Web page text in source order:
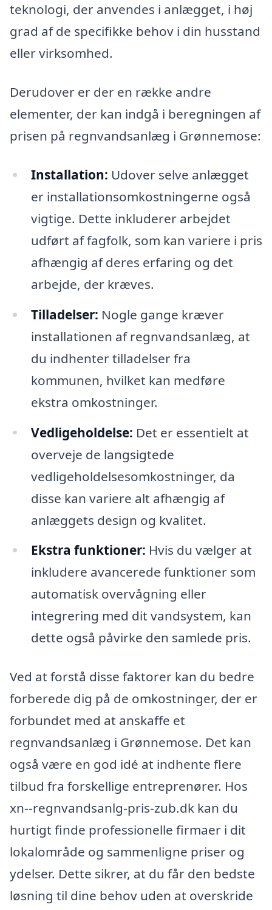
teknologi, der anvendes i anlægget, i høj
grad af de specifikke behov i din husstand
eller virksomhed.
Derudover er der en række andre
elementer, der kan indgå i beregningen af
prisen på regnvandsanlæg i Grønnemose:
Installation: Udover selve anlægget
er installationsomkostningerne også
vigtige. Dette inkluderer arbejdet
udført af fagfolk, som kan variere i pris
afhængig af deres erfaring og det
arbejde, der kræves.
Tilladelser: Nogle gange kræver
installationen af regnvandsanlæg, at
du indhenter tilladelser fra
kommunen, hvilket kan medføre
ekstra omkostninger.
Vedligeholdelse: Det er essentielt at
overveje de langsigtede
vedligeholdelsesomkostninger, da
disse kan variere alt afhængig af
anlæggets design og kvalitet.
Ekstra funktioner: Hvis du vælger at
inkludere avancerede funktioner som
automatisk overvågning eller
integrering med dit vandsystem, kan
dette også påvirke den samlede pris.
Ved at forstå disse faktorer kan du bedre
forberede dig på de omkostninger, der er
forbundet med at anskaffe et
regnvandsanlæg i Grønnemose. Det kan
også være en god idé at indhente flere
tilbud fra forskellige entreprenører. Hos
xn--regnvandsanlg-pris-zub.dk kan du
hurtigt finde professionelle firmaer i dit
lokalområde og sammenligne priser og
ydelser. Dette sikrer, at du får den bedste
løsning til dine behov uden at overskride